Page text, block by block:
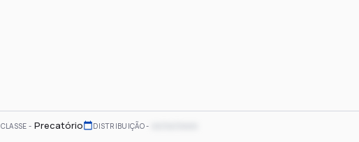
CLASSE Precatório DISTRIBUIÇÃO